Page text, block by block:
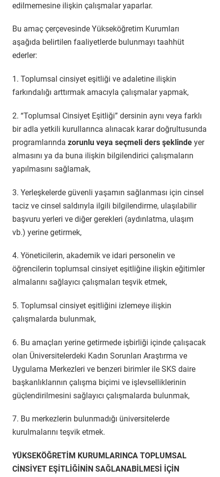
edilmemesine ilişkin çalışmalar yaparlar.
Bu amaç çerçevesinde Yükseköğretim Kurumları
aşağıda belirtilen faaliyetlerde bulunmayı taahhüt
ederler:
1. Toplumsal cinsiyet eşitliği ve adaletine ilişkin
farkındalığı arttırmak amacıyla çalışmalar yapmak,
2. “Toplumsal Cinsiyet Eşitliği” dersinin aynı veya farklı
bir adla yetkili kurullarınca alınacak karar doğrultusunda
programlarında zorunlu veya seçmeli ders şeklinde yer
almasını ya da buna ilişkin bilgilendirici çalışmaların
yapılmasını sağlamak,
3. Yerleşkelerde güvenli yaşamın sağlanması için cinsel
taciz ve cinsel saldırıyla ilgili bilgilendirme, ulaşılabilir
başvuru yerleri ve diğer gerekleri (aydınlatma, ulaşım
vb.) yerine getirmek,
4. Yöneticilerin, akademik ve idari personelin ve
öğrencilerin toplumsal cinsiyet eşitliğine ilişkin eğitimler
almalarını sağlayıcı çalışmaları teşvik etmek,
5. Toplumsal cinsiyet eşitliğini izlemeye ilişkin
çalışmalarda bulunmak,
6. Bu amaçları yerine getirmede işbirliği içinde çalışacak
olan Üniversitelerdeki Kadın Sorunları Araştırma ve
Uygulama Merkezleri ve benzeri birimler ile SKS daire
başkanlıklarının çalışma biçimi ve işlevselliklerinin
güçlendirilmesini sağlayıcı çalışmalarda bulunmak,
7. Bu merkezlerin bulunmadığı üniversitelerde
kurulmalarını teşvik etmek.
YÜKSEKÖĞRETİM KURUMLARINCA TOPLUMSAL
CİNSİYET EŞİTLİĞİNİN SAĞLANABİLMESİ İÇİN